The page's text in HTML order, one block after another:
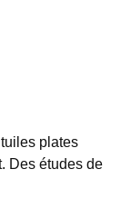
plates
Des études de